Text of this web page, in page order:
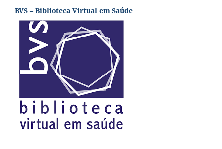
BVS – Biblioteca Virtual em Saúde